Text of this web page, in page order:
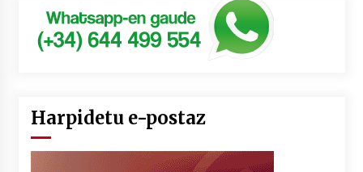
Harpidetu e-postaz